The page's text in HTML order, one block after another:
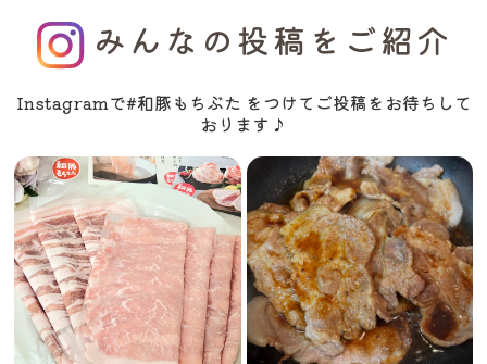
みんなの投稿をご紹介
Instagramで#和豚もちぶた をつけてご投稿をお待ちして
おります♪